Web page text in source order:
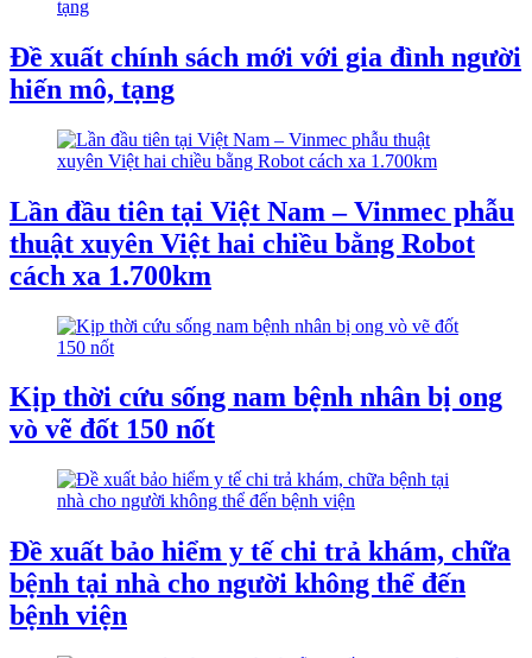
Đề xuất chính sách mới với gia đình người
hiến mô, tạng
Lần đầu tiên tại Việt Nam – Vinmec phẫu
thuật xuyên Việt hai chiều bằng Robot
cách xa 1.700km
Kịp thời cứu sống nam bệnh nhân bị ong
vò vẽ đốt 150 nốt
Đề xuất bảo hiểm y tế chi trả khám, chữa
bệnh tại nhà cho người không thể đến
bệnh viện